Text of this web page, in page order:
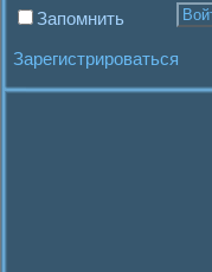
Запомнить
Зарегистрироваться